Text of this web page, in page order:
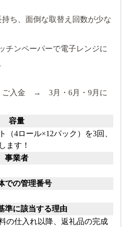
ち、面倒な取替え回数が少な
チンペーパーで電子レンジに
ご入金 → 3月・6月・9月に
容量
（4ロール×12パック）を3回、
ます！
事業者
での管理番号
準に該当する理由
の仕入れ以降、返礼品の完成